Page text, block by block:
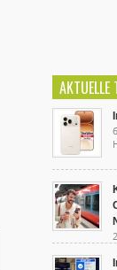
AKTUELLE
unlimitierte